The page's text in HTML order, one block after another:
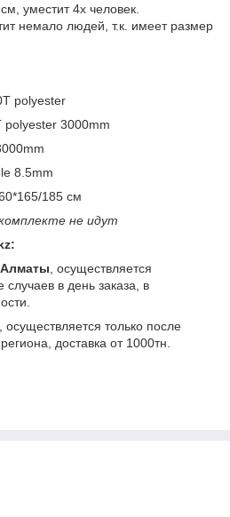
уместит 4х человек.
немало людей, т.к. имеет размер
polyester
polyester 3000mm
8.5mm
185 см
не идут
Алматы , осуществляется
в день заказа, в
, осуществляется только после
доставка от 1000тн.